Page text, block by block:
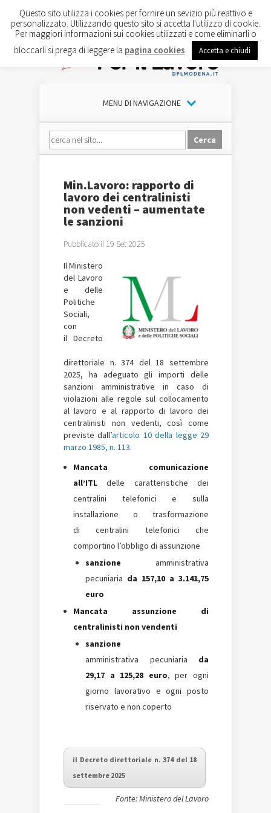
MENU DI NAVIGAZIONE
Min.Lavoro: rapporto di
lavoro dei centralinisti
non vedenti – aumentate
le sanzioni
Pubblicato il 19 Set 2025
IlMinistero
del Lavoro
e delle
Politiche
Sociali,
con
il Decreto
direttoriale n. 374 del 18 settembre
2025, ha adeguato gli importi delle
sanzioni amministrative in caso di
violazioni alle regole sul collocamento
al lavoro e al rapporto di lavoro dei
centralinisti non vedenti, così come
previste dall’articolo 10 della legge 29
marzo 1985, n. 113.
Mancata comunicazione
all’ITL delle caratteristiche dei
centralini telefonici e sulla
installazione o trasformazione
di centralini telefonici che
comportino l’obbligo di assunzione
sanzione amministrativa
pecuniaria da 157,10 a 3.141,75
euro
Mancata assunzione di
centralinisti non vendenti
sanzione
amministrativa pecuniaria da
29,17 a 125,28 euro, per ogni
giorno lavorativo e ogni posto
riservato e non coperto
il Decreto direttoriale n. 374 del 18
settembre 2025
Fonte: Ministero del Lavoro
Questo sito utilizza i cookies per fornire un sevizio più reattivo e
personalizzato. Utilizzando questo sito si accetta l'utilizzo di cookie.
Per maggiori informazioni sui cookies utilizzati e come eliminarli o
bloccarli si prega di leggere la pagina cookies Accetta e chiudi